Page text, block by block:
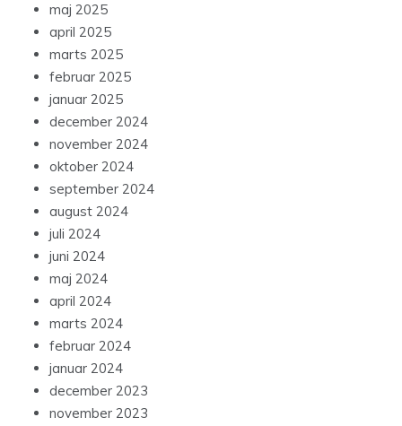
maj 2025
april 2025
marts 2025
februar 2025
januar 2025
december 2024
november 2024
oktober 2024
september 2024
august 2024
juli 2024
juni 2024
maj 2024
april 2024
marts 2024
februar 2024
januar 2024
december 2023
november 2023